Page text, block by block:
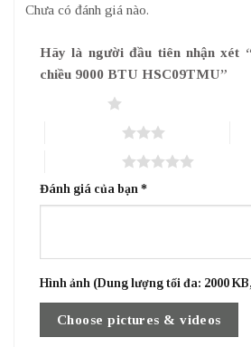
Chưa có đánh giá nào.
Hãy là người đầu tiên nhận xét
chiều 9000 BTU HSC09TMU”
Đánh giá của bạn *
Hình ảnh (Dung lượng tối đa: 2000
Choose pictures & videos